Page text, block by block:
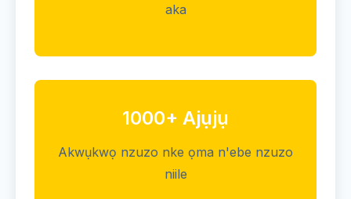
aka
1000+ Ajụjụ
Akwụkwọ nzuzo nke ọma n'ebe nzuzo
niile